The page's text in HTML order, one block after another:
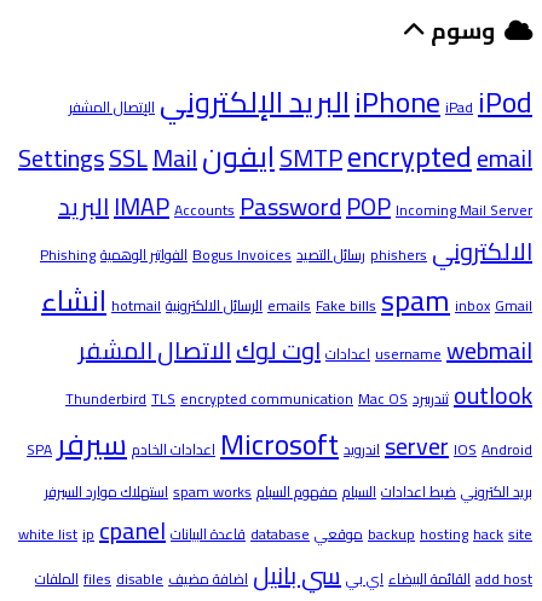
وسوم
iPhoneiPadiPod البريد الإلكتروني الإتصال المشفر
SMTPencryptedemail ايفون SettingsSSLMail
IMAPAccountsPasswordPOPIncoming Mail Server
البريد
الالكتروني phishers رسائل التصيدBogus Invoicesالفواتير الوهميةPhishing
emailsFake billsspaminboxGmail الرسائل الالكترونيةhotmailانشاء
usernamewebmail اعداداتاوت لوكالاتصال المشفر
outlookثندربيرد ThunderbirdTLSencrypted communicationMac OS
serverIOSAndroid اندرويدMicrosoftاعدادات الخادمسيرفرSPA
بريد الكترونيضبط اعداداتالسباممفهوم السبامspam worksاستهلاك موارد السيرفر
backuphostinghacksite موقعيdatabaseقاعدة البيانات white listipcpanel
add hostالقائمة البيضاءاي بيسي بانيل اضافة مضيف filesdisable
الملفات